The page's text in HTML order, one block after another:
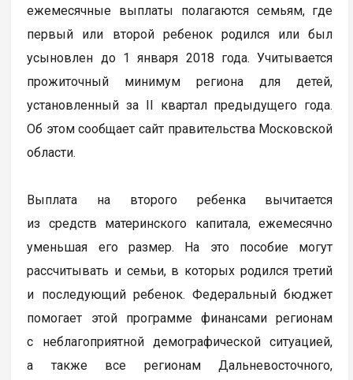
ежемесячные выплаты полагаются семьям, где
первый или второй ребенок родился или был
усыновлен до 1 января 2018 года. Учитывается
прожиточный минимум региона для детей,
установленный за II квартал предыдущего года.
Об этом сообщает сайт правительства Московской
области.
Выплата на второго ребенка вычитается
из средств материнского капитала, ежемесячно
уменьшая его размер. На это пособие могут
рассчитывать и семьи, в которых родился третий
и последующий ребенок. Федеральный бюджет
помогает этой программе финансами регионам
с неблагоприятной демографической ситуацией,
а также все регионам Дальневосточного,